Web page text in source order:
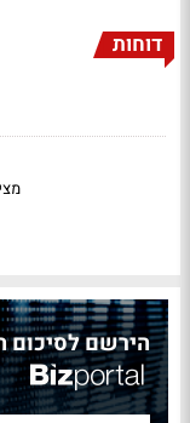
דוחות
מציג
הירשם לסיכום